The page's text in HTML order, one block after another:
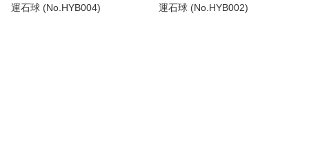
運石球 (No.HYB004)
運石球 (No.HYB002)